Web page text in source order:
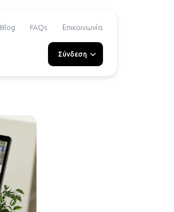
Blog FAQs Επικοινωνία
Σύνδεση